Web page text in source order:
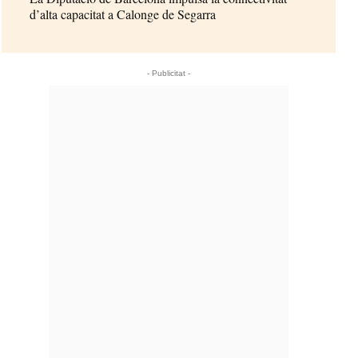
d’alta capacitat a Calonge de Segarra
- Publicitat -